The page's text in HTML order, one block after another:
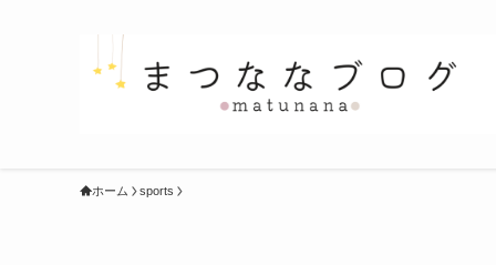
ホーム sports